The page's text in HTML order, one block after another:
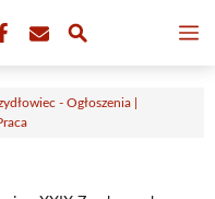
- Ogłoszenia |